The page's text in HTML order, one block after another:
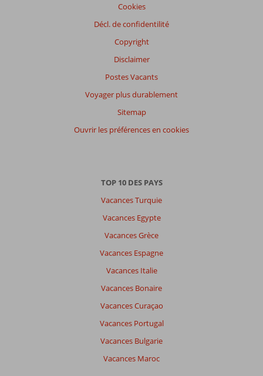
Cookies
Décl. de confidentilité
Copyright
Disclaimer
Postes Vacants
Voyager plus durablement
Sitemap
Ouvrir les préférences en cookies
TOP 10 DES PAYS
Vacances Turquie
Vacances Egypte
Vacances Grèce
Vacances Espagne
Vacances Italie
Vacances Bonaire
Vacances Curaçao
Vacances Portugal
Vacances Bulgarie
Vacances Maroc